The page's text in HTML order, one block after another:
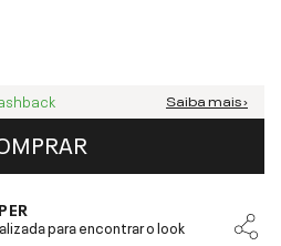
Saiba mais ›
para encontrar o look